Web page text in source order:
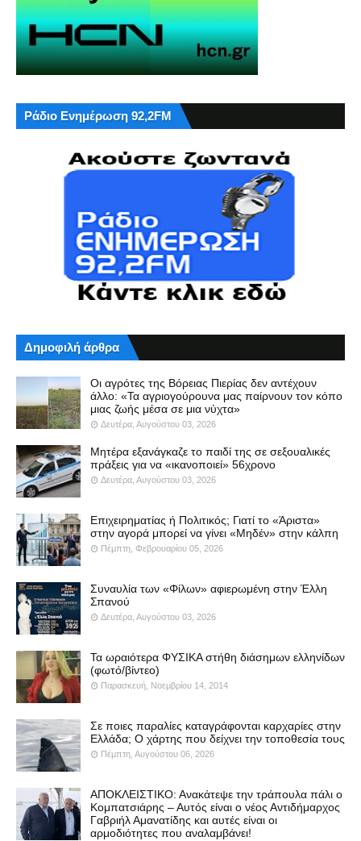
Ράδιο Ενημέρωση 92,2FM
Δημοφιλή άρθρα
Οι αγρότες της Βόρειας Πιερίας δεν αντέχουν
άλλο: «Τα αγριογούρουνα μας παίρνουν τον κόπο
μιας ζωής μέσα σε μια νύχτα»
Δευτέρα, Αυγούστου 03, 2026
Μητέρα εξανάγκαζε το παιδί της σε σεξουαλικές
πράξεις για να «ικανοποιεί» 56χρονο
Δευτέρα, Αυγούστου 03, 2026
Επιχειρηματίας ή Πολιτικός; Γιατί το «Άριστα»
στην αγορά μπορεί να γίνει «Μηδέν» στην κάλπη
Πέμπτη, Φεβρουαρίου 05, 2026
Συναυλία των «Φίλων» αφιερωμένη στην Έλλη
Σπανού
Δευτέρα, Αυγούστου 03, 2026
Τα ωραιότερα ΦΥΣΙΚΑ στήθη διάσημων ελληνίδων
(φωτό/βίντεο)
Παρασκευή, Νοεμβρίου 14, 2014
Σε ποιες παραλίες καταγράφονται καρχαρίες στην
Ελλάδα; Ο χάρτης που δείχνει την τοποθεσία τους
Πέμπτη, Αυγούστου 06, 2026
ΑΠΟΚΛΕΙΣΤΙΚΟ: Ανακάτεψε την τράπουλα πάλι ο
Κομπατσιάρης – Αυτός είναι ο νέος Αντιδήμαρχος
Γαβριήλ Αμανατίδης και αυτές είναι οι
αρμοδιότητες που αναλαμβάνει!